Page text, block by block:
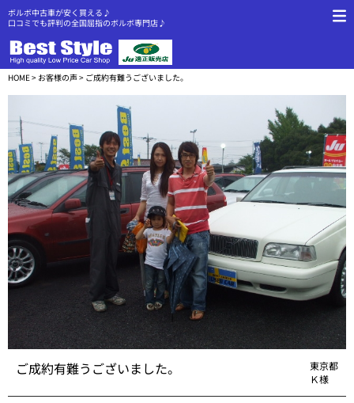
ボルボ中古車が安く買える♪
口コミでも評判の全国屈指のボルボ専門店♪
HOME> お客様の声> ご成約有難うございました。
ご成約有難うございました。
東京都
Ｋ様